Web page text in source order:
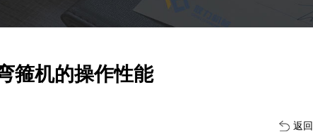
GL120KN数控钢筋剪切生产线
箍机的操作性能
返回